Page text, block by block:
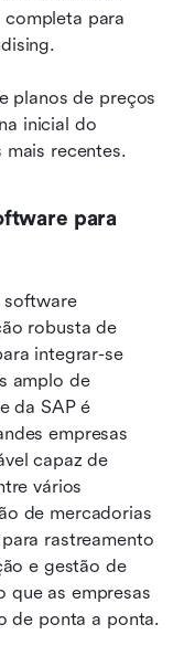
para
planos de preços
inicial do
recentes.
para
software
robusta de
integrar-se
amplo de
da SAP é
empresas
capaz de
vários
de mercadorias
rastreamento
e gestão de
que as empresas
de ponta a ponta.